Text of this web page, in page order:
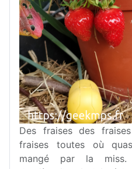
Des fraises des
fraises toutes où
mangé par la miss.